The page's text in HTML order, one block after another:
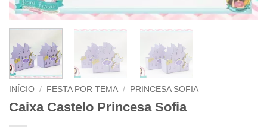
INÍCIO / FESTA POR TEMA / PRINCESA SOFIA
Caixa Castelo Princesa Sofia